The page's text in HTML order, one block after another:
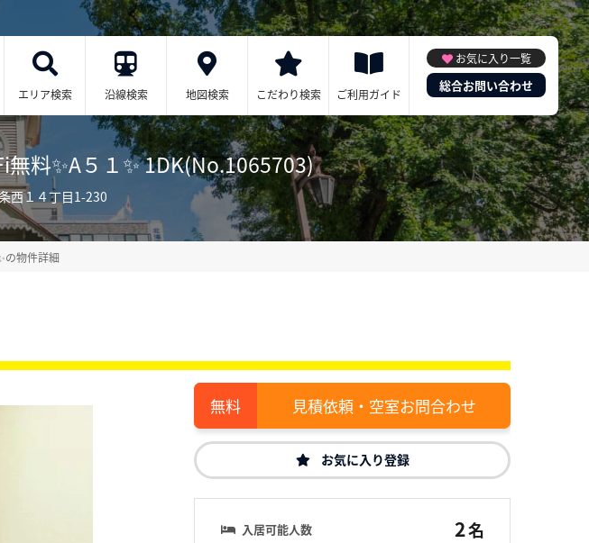
エリア検索 沿線検索 地図検索 こだわり検索 ご利用ガイド
お気に入り一覧
総合お問い合わせ
料✨A５１✨ 1DK(No.1065703)
西１４丁目1-230
物件詳細
見積依頼・空室お問合わせ
お気に入り登録
入居可能人数 2名